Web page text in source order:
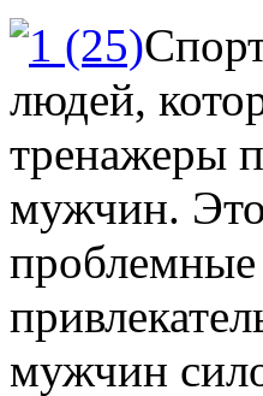
людей,
тренажеры
мужчин.
проблемные
мужчин